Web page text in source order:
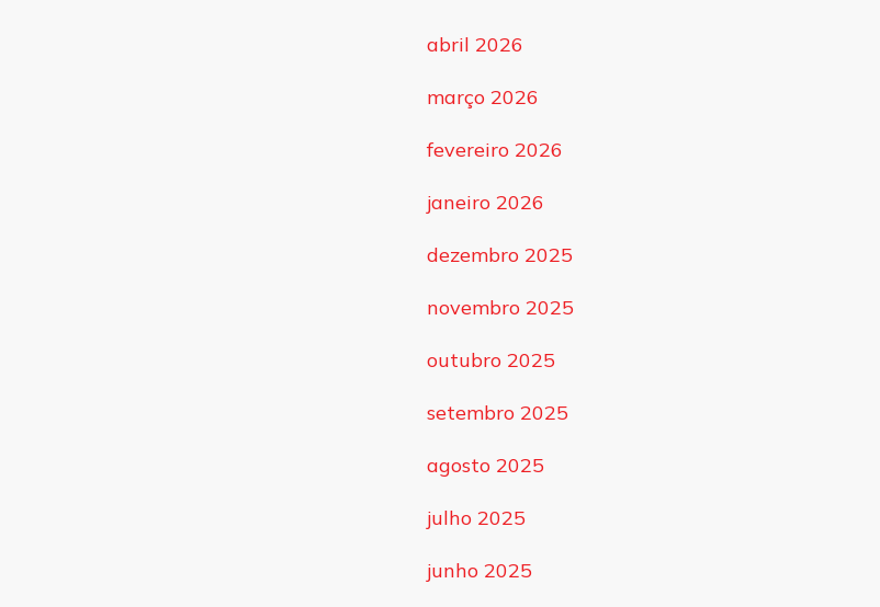
abril 2026
março 2026
fevereiro 2026
janeiro 2026
dezembro 2025
novembro 2025
outubro 2025
setembro 2025
agosto 2025
julho 2025
junho 2025